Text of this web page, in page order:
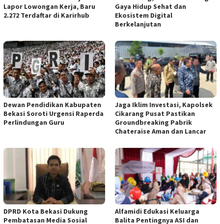
Lapor Lowongan Kerja, Baru
2.272 Terdaftar di Karirhub
Gaya Hidup Sehat dan
Ekosistem Digital
Berkelanjutan
Dewan Pendidikan Kabupaten
Bekasi Soroti Urgensi Raperda
Perlindungan Guru
Jaga Iklim Investasi, Kapolsek
Cikarang Pusat Pastikan
Groundbreaking Pabrik
Chateraise Aman dan Lancar
DPRD Kota Bekasi Dukung
Pembatasan Media Sosial
Alfamidi Edukasi Keluarga
Balita Pentingnya ASI dan